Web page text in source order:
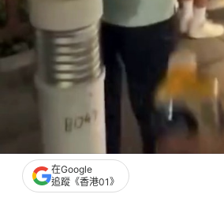
在Google
追蹤《香港01》